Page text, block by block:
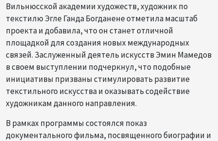
Вильнюсской академии художеств, художник по
текстилю Эгле Ганда Богданене отметила масштаб
проекта и добавила, что он станет отличной
площадкой для создания новых международных
связей. Заслуженный деятель искусств Эмин Мамедов
в своем выступлении подчеркнул, что подобные
инициативы призваны стимулировать развитие
текстильного искусства и оказывать содействие
художникам данного направления.
В рамках программы состоялся показ
документального фильма, посвященного биографии и